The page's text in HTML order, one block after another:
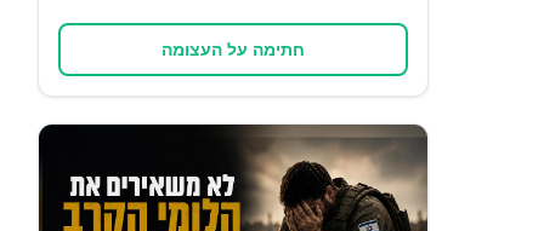
חתימה על העצומה